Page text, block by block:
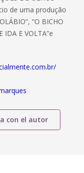
de uma produção
“O BICHO
IDA E VOLTA”e
con el autor